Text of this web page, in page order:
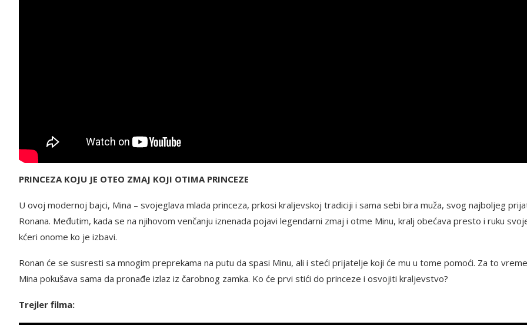
PRINCEZA KOJU JE OTEO ZMAJ KOJI OTIMA PRINCEZE
U ovoj modernoj bajci, Mina – svojeglava mlada princeza, prkosi kraljevskoj tradiciji i sama sebi bira muža, svog najboljeg
Ronana. Međutim, kada se na njihovom venčanju iznenada pojavi legendarni zmaj i otme Minu, kralj obećava presto i ruku
kćeri onome ko je izbavi.
Ronan će se susresti sa mnogim preprekama na putu da spasi Minu, ali i steći prijatelje koji će mu u tome pomoći. Za to
Mina pokušava sama da pronađe izlaz iz čarobnog zamka. Ko će prvi stići do princeze i osvojiti kraljevstvo?
Trejler filma: